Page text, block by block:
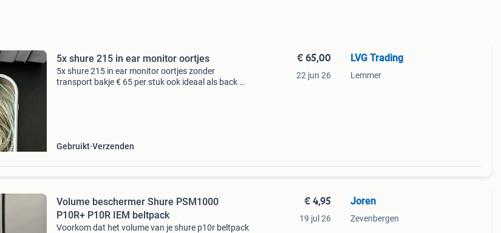
5x shure 215 in ear monitor oortjes
5x shure 215 in ear monitor oortjes zonder
transport bakje € 65 per stuk ook ideaal als back up
Gebruikt Verzenden
€ 65,00
22 jun 26
LVG Trading
Lemmer
Volume beschermer Shure PSM1000
P10R+ P10R IEM beltpack
Voorkom dat het volume van je shure p10r beltpack
€ 4,95
19 jul 26
Joren
Zevenbergen